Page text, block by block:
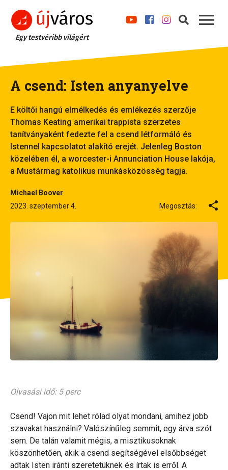
Egy testvéribb világért
A csend: Isten anyanyelve
E költői hangú elmélkedés és emlékezés szerzője
Thomas Keating amerikai trappista szerzetes
tanítványaként fedezte fel a csend létformáló és
Istennel kapcsolatot alakító erejét. Jelenleg Boston
közelében él, a worcester-i Annunciation House lakója,
a Mustármag katolikus munkásközösség tagja.
Michael Boover
2023. szeptember 4.
Megosztás:
Olvasási idő: 5 perc
Csend! Vajon mit lehet rólad olyat mondani, amihez jobb
szavakat használni? Valószínűleg semmit, egy árva szót
sem. De talán valamit mégis, a misztikusoknak
köszönhetően, akik a csend segítségével elsőbbséget
adtak Isten iránti szeretetüknek és írtak is erről. A